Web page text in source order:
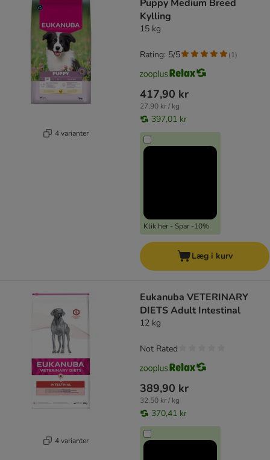
4 varianter
Puppy Medium Breed
Kylling
15 kg
417,90 kr
27,90 kr / kg
397,01 kr
Klik her - Spar -10%
Rating: 5/5 (1)
Læg i kurv
4 varianter
Eukanuba VETERINARY
DIETS Adult Intestinal
12 kg
389,90 kr
32,50 kr / kg
370,41 kr
Not Rated